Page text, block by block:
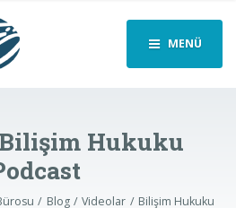
MENÜ
Hukuku
Blog Videolar
Bilişim Hukuku